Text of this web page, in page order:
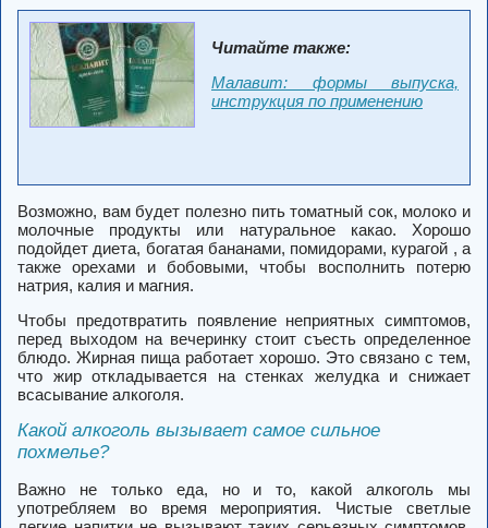
Читайте также:
Малавит: формы выпуска,
инструкция по применению
Возможно, вам будет полезно пить томатный сок, молоко и
молочные продукты или натуральное какао. Хорошо
подойдет диета, богатая бананами, помидорами, курагой , а
также орехами и бобовыми, чтобы восполнить потерю
натрия, калия и магния.
Чтобы предотвратить появление неприятных симптомов,
перед выходом на вечеринку стоит съесть определенное
блюдо. Жирная пища работает хорошо. Это связано с тем,
что жир откладывается на стенках желудка и снижает
всасывание алкоголя.
Какой алкоголь вызывает самое сильное
похмелье?
Важно не только еда, но и то, какой алкоголь мы
употребляем во время мероприятия. Чистые светлые